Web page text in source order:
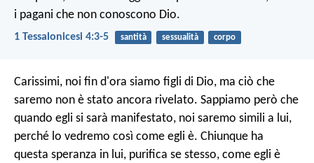
i pagani che non conoscono Dio.
1 Tessalonicesi 4:3-5 santità sessualità corpo
Carissimi, noi fin d'ora siamo figli di Dio, ma ciò che
saremo non è stato ancora rivelato. Sappiamo però che
quando egli si sarà manifestato, noi saremo simili a lui,
perché lo vedremo così come egli è. Chiunque ha
questa speranza in lui, purifica se stesso, come egli è